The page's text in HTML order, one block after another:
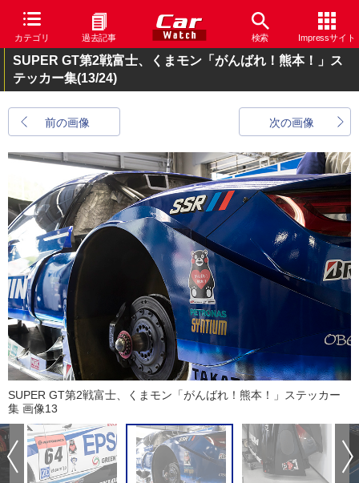
カテゴリ 過去記事 検索 Impressサイト
SUPER GT第2戦富士、くまモン「がんばれ！熊本！」ス
テッカー集(13/24)
前の画像 次の画像
SUPER GT第2戦富士、くまモン「がんばれ！熊本！」ステッカー
集 画像13